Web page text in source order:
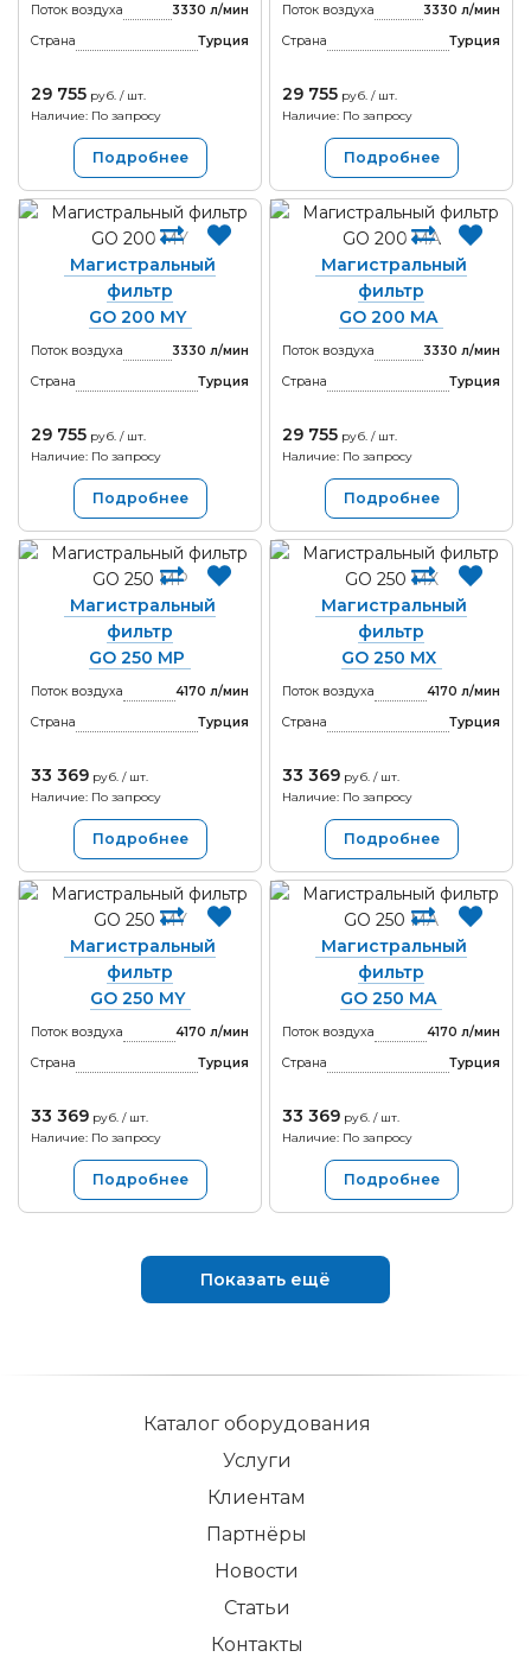
Поток воздуха
3330 л/мин
Страна
Турция
29 755 руб. / шт.
Наличие: По запросу
Подробнее
Поток воздуха
3330 л/мин
Страна
Турция
29 755 руб. / шт.
Наличие: По запросу
Подробнее
Магистральный
фильтр
GO 200 MY
Поток воздуха
3330 л/мин
Страна
Турция
29 755 руб. / шт.
Наличие: По запросу
Подробнее
Магистральный
фильтр
GO 200 MA
Поток воздуха
3330 л/мин
Страна
Турция
29 755 руб. / шт.
Наличие: По запросу
Подробнее
Магистральный
фильтр
GO 250 MP
Поток воздуха
4170 л/мин
Страна
Турция
33 369 руб. / шт.
Наличие: По запросу
Подробнее
Магистральный
фильтр
GO 250 MX
Поток воздуха
4170 л/мин
Страна
Турция
33 369 руб. / шт.
Наличие: По запросу
Подробнее
Магистральный
фильтр
GO 250 MY
Поток воздуха
4170 л/мин
Страна
Турция
33 369 руб. / шт.
Наличие: По запросу
Подробнее
Магистральный
фильтр
GO 250 MA
Поток воздуха
4170 л/мин
Страна
Турция
33 369 руб. / шт.
Наличие: По запросу
Подробнее
Показать ещё
Каталог оборудования
Услуги
Клиентам
Партнёры
Новости
Статьи
Контакты